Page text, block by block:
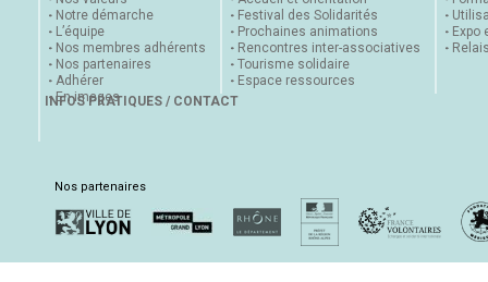
Notre démarche
L’équipe
Nos membres adhérents
Nos partenaires
Adhérer
En images
Festival des Solidarités
Prochaines animations
Rencontres inter-associatives
Tourisme solidaire
Espace ressources
Expo
INFOS PRATIQUES / CONTACT
Nos partenaires